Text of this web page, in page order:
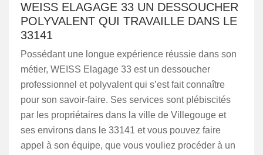
WEISS ELAGAGE 33 UN DESSOUCHER
POLYVALENT QUI TRAVAILLE DANS LE
33141
Possédant une longue expérience réussie dans son
métier, WEISS Elagage 33 est un dessoucher
professionnel et polyvalent qui s’est fait connaître
pour son savoir-faire. Ses services sont plébiscités
par les propriétaires dans la ville de Villegouge et
ses environs dans le 33141 et vous pouvez faire
appel à son équipe, que vous vouliez procéder à un